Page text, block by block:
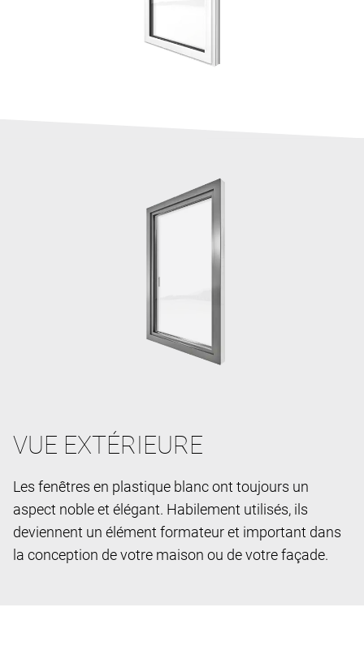
VUE EXTÉRIEURE
Les fenêtres en plastique blanc ont toujours un
aspect noble et élégant. Habilement utilisés, ils
deviennent un élément formateur et important dans
la conception de votre maison ou de votre façade.